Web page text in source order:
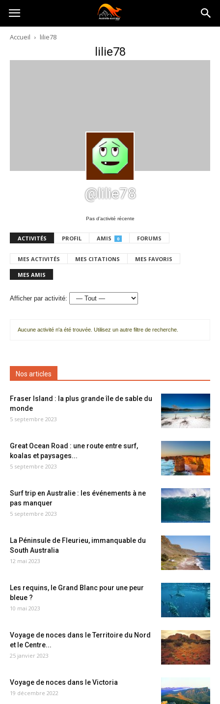
Australia-
australie.com
Accueil lilie78
lilie78
@lilie78
Pas d’activité récente
ACTIVITÉS PROFIL AMIS 0 FORUMS
MES ACTIVITÉS MES CITATIONS MES FAVORIS
MES AMIS
Afficher par activité:
Aucune activité n'a été trouvée. Utilisez un autre filtre de recherche.
Nos articles
Fraser Island : la plus grande île de sable du
monde
5 septembre 2023
Great Ocean Road : une route entre surf,
koalas et paysages...
5 septembre 2023
Surf trip en Australie : les événements à ne
pas manquer
5 septembre 2023
La Péninsule de Fleurieu, immanquable du
South Australia
12 mai 2023
Les requins, le Grand Blanc pour une peur
bleue ?
10 mai 2023
Voyage de noces dans le Territoire du Nord
et le Centre...
25 janvier 2023
Voyage de noces dans le Victoria
19 décembre 2022